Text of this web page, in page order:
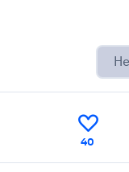
40